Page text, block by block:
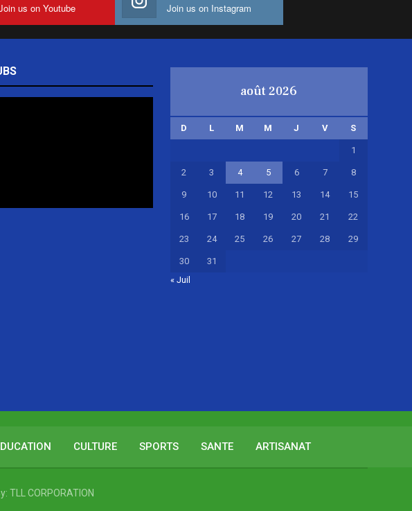
us on Youtube Join us on Instagram
août 2026
D L M M J V S
1
2 3 4 5 6 7 8
9 10 11 12 13 14 15
16 17 18 19 20 21 22
23 24 25 26 27 28 29
30
31
« Juil
CULTURE SPORTS SANTE ARTISANAT
TLL CORPORATION